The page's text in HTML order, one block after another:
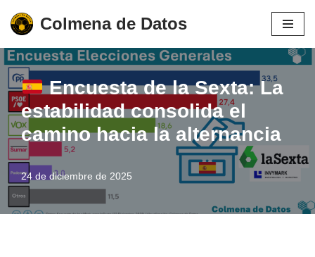
Saltar
al
contenido
Colmena de Datos
Encuesta de la Sexta: La
estabilidad consolida el
camino hacia la alternancia
24 de diciembre de 2025